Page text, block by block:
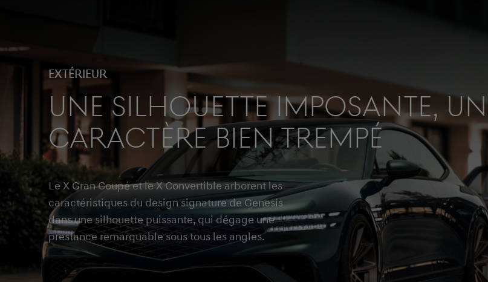
EXTÉRIEUR
UNE SILHOUETTE IMPOSANTE, UN
CARACTÈRE BIEN TREMPÉ
Le X Gran Coupé et le X Convertible arborent les
caractéristiques du design signature de Genesis
dans une silhouette puissante, qui dégage une
prestance remarquable sous tous les angles.